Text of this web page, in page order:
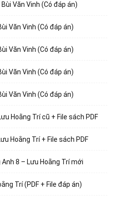
Văn Vinh (Có đáp án)
Văn Vinh (Có đáp án)
Văn Vinh (Có đáp án)
Văn Vinh (Có đáp án)
Văn Vinh (Có đáp án)
Hoằng Trí cũ + File sách PDF
Hoằng Trí + File sách PDF
8 – Lưu Hoằng Trí mới
Trí (PDF + File đáp án)